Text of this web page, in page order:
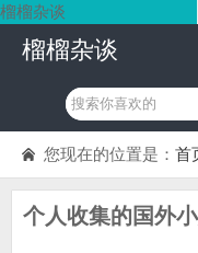
榴榴杂谈
榴榴杂谈
您现在的位置是： 首
个人收集的国外